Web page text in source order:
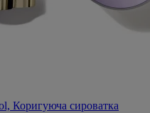
Коригуюча сироватка